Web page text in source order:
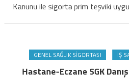
Kanunu ile sigorta prim teşviki
GENEL SAĞLIK SIGORTASI İŞ
Hastane-Eczane SGK